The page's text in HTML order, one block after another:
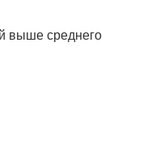
выше среднего